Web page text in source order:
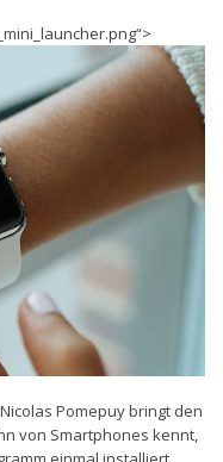
Pomepuy bringt den
von Smartphones kennt,